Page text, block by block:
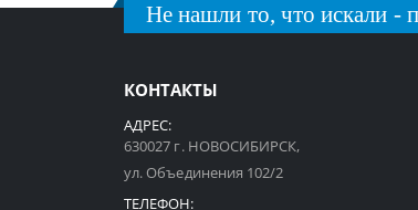
Не нашли то, что искали -
КОНТАКТЫ
АДРЕС:
630027 г. НОВОСИБИРСК,
ул. Объединения 102/2
ТЕЛЕФОН: